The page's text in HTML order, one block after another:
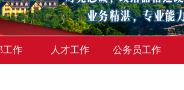
工作 人才工作 公务员工作